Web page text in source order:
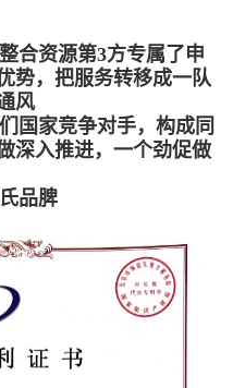
合资源第3方专属了申
势，把服务转移成一队
风
国家竞争对手，构成同
深入推进，一个劲促做
品脾